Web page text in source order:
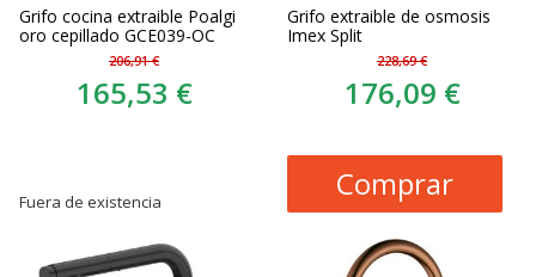
Grifo cocina extraible Poalgi
oro cepillado GCE039-OC
206,91 €
165,53 €
Fuera de existencia
Grifo extraible de osmosis
Imex Split
228,69 €
176,09 €
Comprar